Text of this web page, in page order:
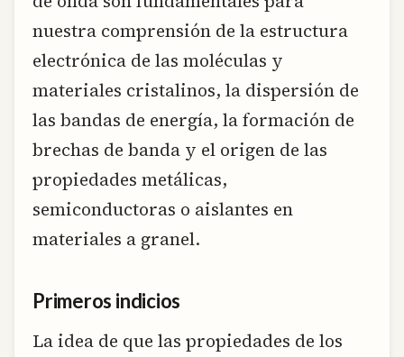
nuestra comprensión de la estructura
electrónica de las moléculas y
materiales cristalinos, la dispersión de
las bandas de energía, la formación de
brechas de banda y el origen de las
propiedades metálicas,
semiconductoras o aislantes en
materiales a granel.
Primeros indicios
La idea de que las propiedades de los